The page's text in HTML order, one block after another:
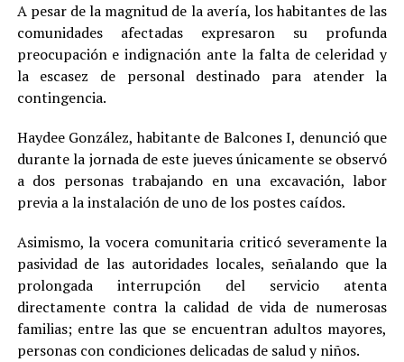
A pesar de la magnitud de la avería, los habitantes de las
comunidades afectadas expresaron su profunda
preocupación e indignación ante la falta de celeridad y
la escasez de personal destinado para atender la
contingencia.
Haydee González, habitante de Balcones I, denunció que
durante la jornada de este jueves únicamente se observó
a dos personas trabajando en una excavación, labor
previa a la instalación de uno de los postes caídos.
Asimismo, la vocera comunitaria criticó severamente la
pasividad de las autoridades locales, señalando que la
prolongada interrupción del servicio atenta
directamente contra la calidad de vida de numerosas
familias; entre las que se encuentran adultos mayores,
personas con condiciones delicadas de salud y niños.